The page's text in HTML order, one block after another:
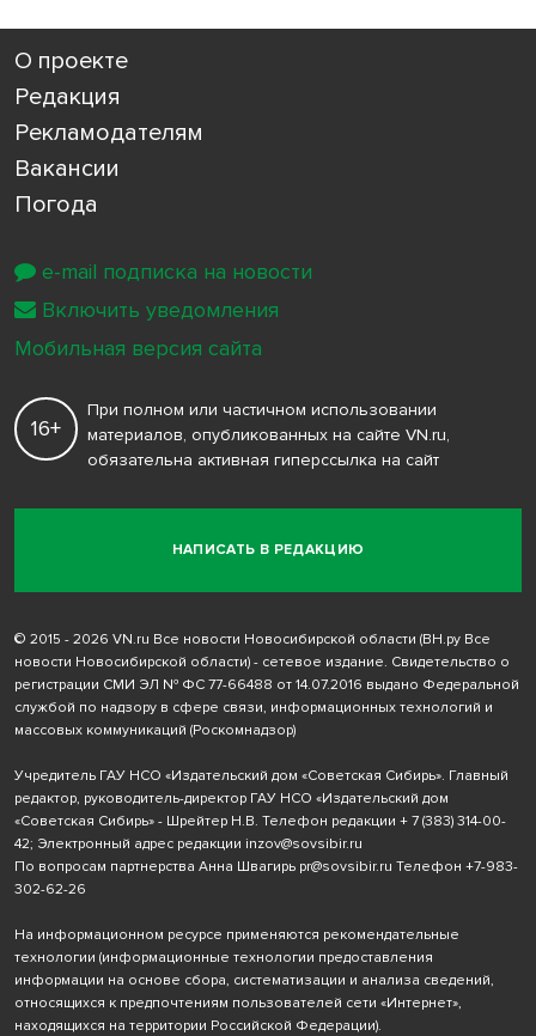
О проекте
Редакция
Рекламодателям
Вакансии
Погода
НАПИСАТЬ В РЕДАКЦИЮ
16+
При полном или частичном использовании
материалов, опубликованных на сайте VN.ru,
обязательна активная гиперссылка на сайт
© 2015 - 2026 VN.ru Все новости Новосибирской области (ВН.ру Все
новости Новосибирской области) - сетевое издание. Свидетельство о
регистрации СМИ ЭЛ № ФС 77-66488 от 14.07.2016 выдано Федеральной
службой по надзору в сфере связи, информационных технологий и
массовых коммуникаций (Роскомнадзор)
Учредитель ГАУ НСО «Издательский дом «Советская Сибирь». Главный
редактор, руководитель-директор ГАУ НСО «Издательский дом
«Советская Сибирь» - Шрейтер Н.В. Телефон редакции + 7 (383) 314-00-
42; Электронный адрес редакции inzov@sovsibir.ru
По вопросам партнерства Анна Швагирь pr@sovsibir.ru Телефон +7-983-
302-62-26
На информационном ресурсе применяются рекомендательные
технологии (информационные технологии предоставления
информации на основе сбора, систематизации и анализа сведений,
относящихся к предпочтениям пользователей сети «Интернет»,
находящихся на территории Российской Федерации).
e-mail подписка на новости
Включить уведомления
Мобильная версия сайта